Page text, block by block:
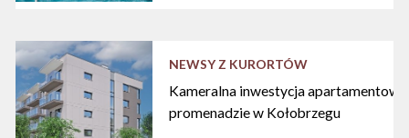
NEWSY Z KURORTÓW
Kameralna inwestycja
promenadzie w Kołobrzegu